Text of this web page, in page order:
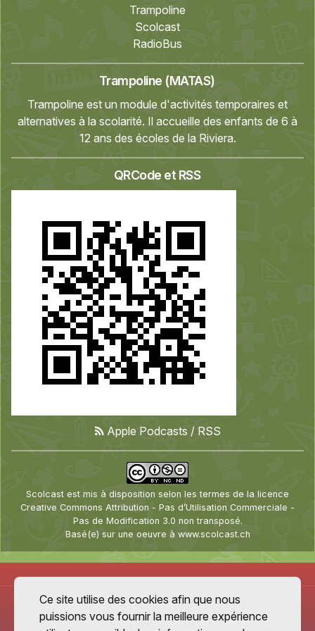
Trampoline
Scolcast
RadioBus
Trampoline (MATAS)
Trampoline est un module d'activités temporaires et
alternatives à la scolarité. Il accueille des enfants de 6 à
12 ans des écoles de la Riviera.
QRCode et RSS
Apple Podcasts/RSS
Scolcast est mis à disposition selon les termes de la licence
Creative Commons Attribution - Pas d’Utilisation Commerciale -
Pas de Modification 3.0 non transposé.
Basé(e) sur une oeuvre à www.scolcast.ch
Ce site utilise des cookies afin que nous
puissions vous fournir la meilleure expérience